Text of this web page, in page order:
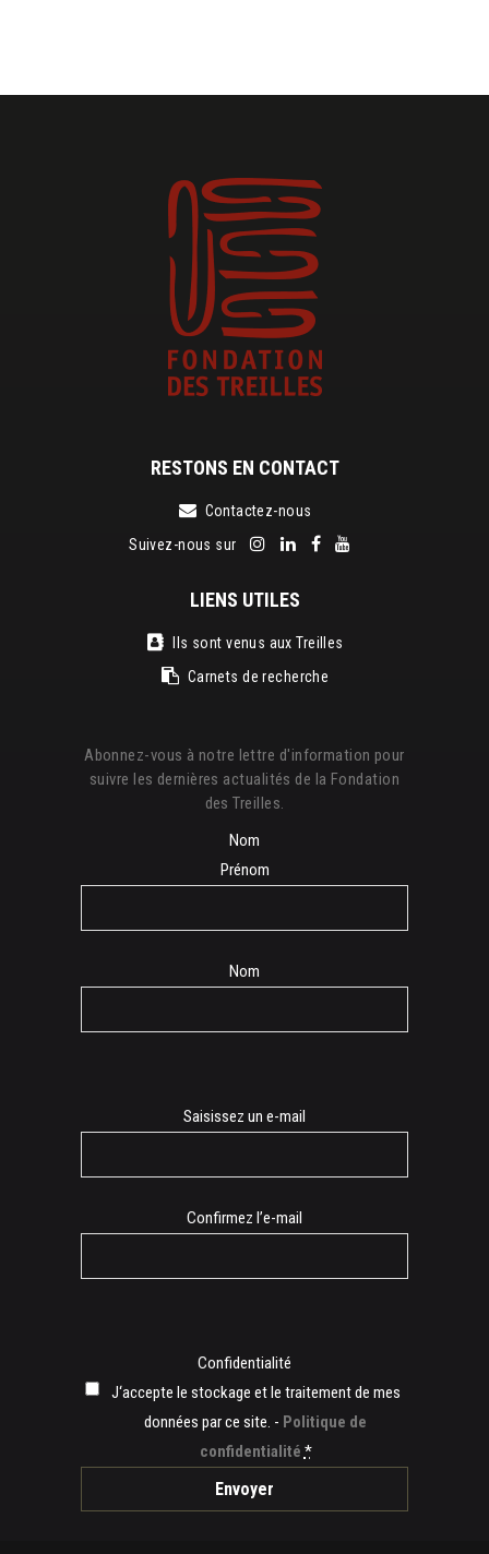
RESTONS EN CONTACT
Contactez-nous
Suivez-nous sur
LIENS UTILES
Ils sont venus aux Treilles
Carnets de recherche
Abonnez-vous à notre lettre d'information pour
suivre les dernières actualités de la Fondation
des Treilles.
Nom
Prénom
Nom
Saisissez un e-mail
Confirmez l’e-mail
Confidentialité
J‘accepte le stockage et le traitement de mes
données par ce site. - Politique de
confidentialité *